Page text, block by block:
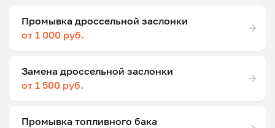
Промывка дроссельной заслонки
от 1 000 руб.
Замена дроссельной заслонки
от 1 500 руб.
Промывка топливного бака